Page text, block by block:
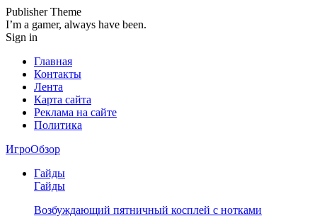
Publisher Theme
I’m a gamer, always have been.
Sign in
Главная
Контакты
Лента
Карта сайта
Реклама на сайте
Политика
ИгроОбзор
Гайды
Гайды
Возбуждающий пятничный косплей с нотками